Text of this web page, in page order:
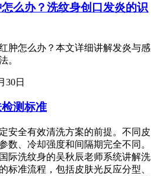
么办？洗纹身创口发炎的识
肿怎么办？本文详细讲解发炎与感
。
30日
测标准
安全有效清洗方案的前提。不同皮
数、冷却强度和间隔期完全不同。
际洗纹身的吴秋辰老师系统讲解洗
标准流程，包括皮肤光反应分型、